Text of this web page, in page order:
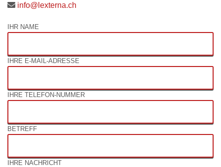
info@lexterna.ch
IHR NAME
IHRE E-MAIL-ADRESSE
IHRE TELEFON-NUMMER
BETREFF
IHRE NACHRICHT